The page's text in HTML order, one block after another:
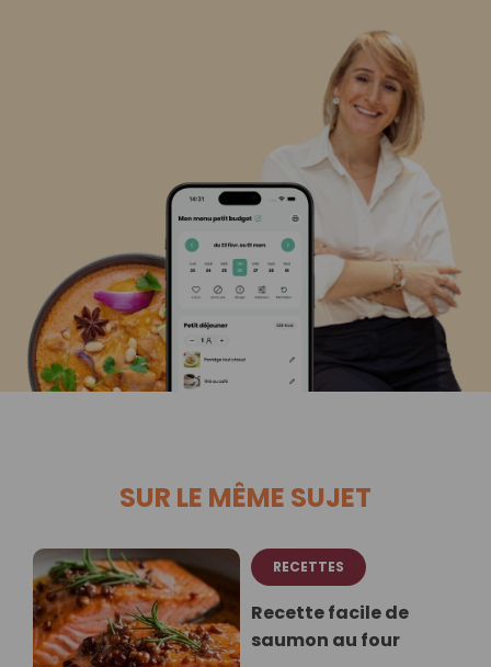
SUR LE MÊME SUJET
RECETTES
Recette facile de
saumon au four